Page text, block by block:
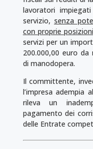
lavoratori impiegati
servizio, senza
con proprie
servizi per un
200.000,00 euro
di manodopera.
Il committente,
l’impresa adempia
rileva un
pagamento dei
delle Entrate